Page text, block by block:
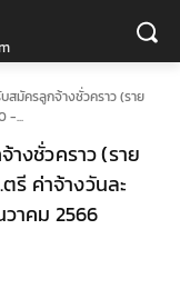
สมัครลูกจ้างชั่วคราว (ราย
-...
งชั่วคราว (ราย
รี ค่าจ้างวันละ
าคม 2566